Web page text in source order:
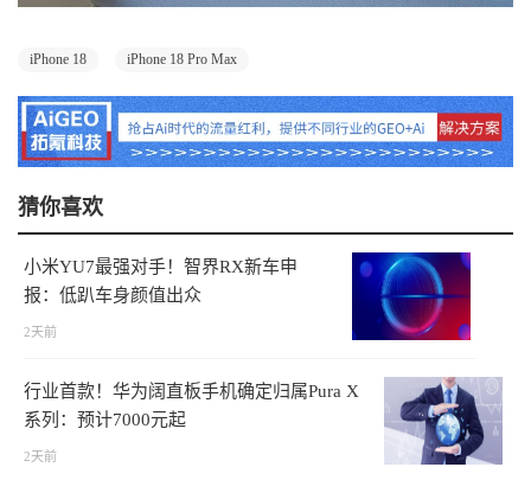
iPhone 18 iPhone 18 Pro Max
猜你喜欢
小米YU7最强对手！智界RX新车申
报：低趴车身颜值出众
2天前
行业首款！华为阔直板手机确定归属Pura X
系列：预计7000元起
2天前